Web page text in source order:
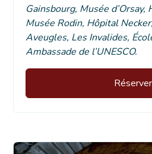
Gainsbourg, Musée
Musée Rodin, Hôpital
Aveugles, Les Invalides,
Ambassade de l’UNESCO.
Réserver